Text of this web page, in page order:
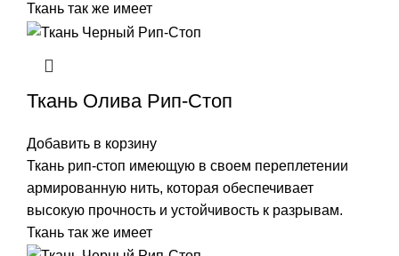
Ткань так же имеет
Ткань Олива Рип-Стоп
Добавить в корзину
Ткань рип-стоп имеющую в своем переплетении
армированную нить, которая обеспечивает
высокую прочность и устойчивость к разрывам.
Ткань так же имеет